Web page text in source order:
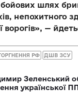
шлях
непохитного
—
РФ ДШВ ЗСУ
Зеленський
української